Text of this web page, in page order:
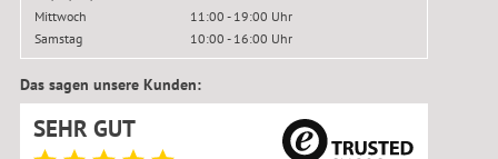
Mittwoch
11:00 - 19:00 Uhr
Samstag
10:00 - 16:00 Uhr
Das sagen unsere Kunden:
SEHR GUT